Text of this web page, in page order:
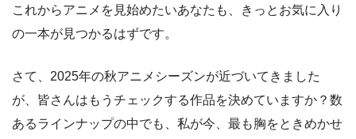
これからアニメを見始めたいあなたも、きっとお気に入り
の一本が見つかるはずです。
さて、2025年の秋アニメシーズンが近づいてきました
が、皆さんはもうチェックする作品を決めていますか？数
あるラインナップの中でも、私が今、最も胸をときめかせ